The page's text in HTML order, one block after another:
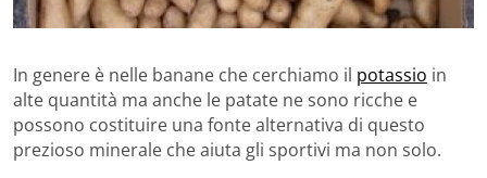
In genere è nelle banane che cerchiamo il potassio in
alte quantità ma anche le patate ne sono ricche e
possono costituire una fonte alternativa di questo
prezioso minerale che aiuta gli sportivi ma non solo.